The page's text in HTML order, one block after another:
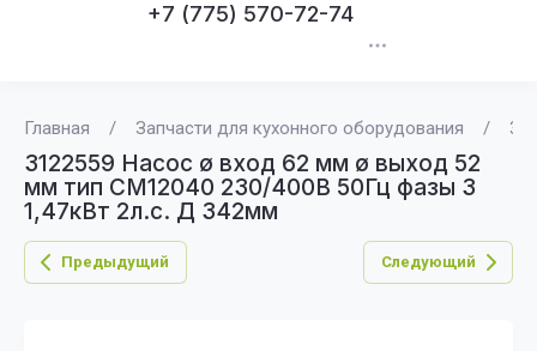
+7 (775) 570-72-74
Главная / Запчасти для кухонного оборудования /
3122559 Насос ø вход 62 мм ø выход 52
мм тип CM12040 230/400В 50Гц фазы 3
1,47кВт 2л.с. Д 342мм
Предыдущий Следующий